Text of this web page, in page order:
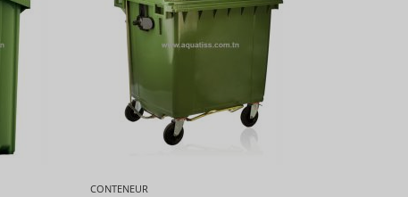
CONTENEUR